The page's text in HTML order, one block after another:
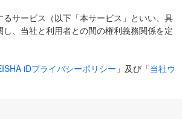
サービス（以下「本サービス」といい、具
、当社と利用者との間の権利義務関係を定
iDプライバシーポリシー 」及び「当社ウ